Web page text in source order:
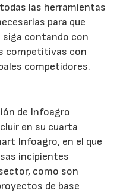
las herramientas
para que
contando con
competitivas con
competidores.
de Infoagro
en su cuarta
Infoagro, en el que
incipientes
como son
de base